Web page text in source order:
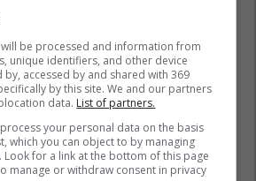
be processed and information from
unique identifiers, and other device
by, accessed by and shared with 369
by this site. We and our partners
data. List of partners.
your personal data on the basis
which you can object to by managing
for a link at the bottom of this page
manage or withdraw consent in privacy